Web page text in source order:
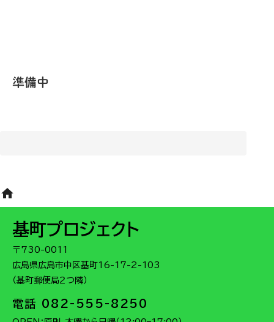
準備中
home
基町プロジェクト
〒730-0011
広島県広島市中区基町16-17-2-103
（基町郵便局２つ隣）
電話 082-555-8250